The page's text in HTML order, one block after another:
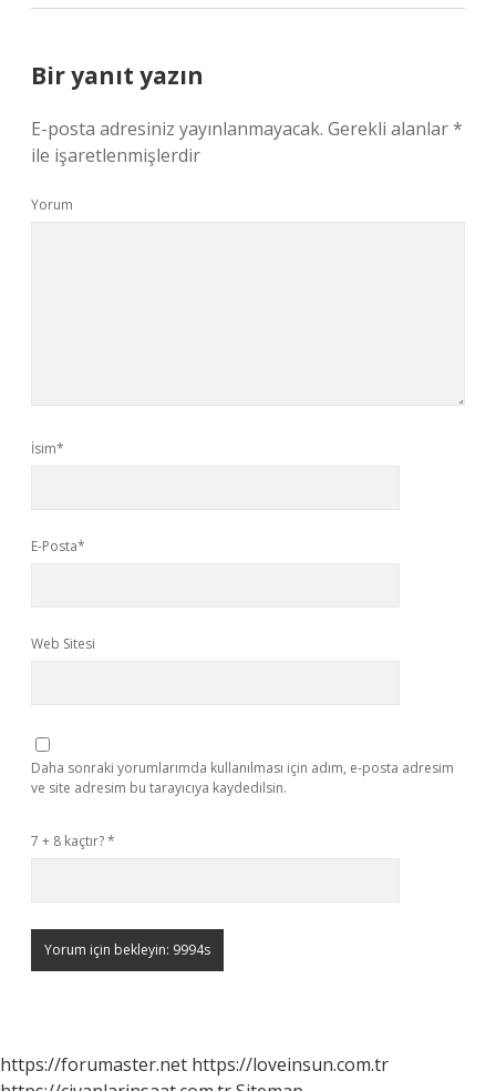
Bir yanıt yazın
E-posta adresiniz yayınlanmayacak. Gerekli alanlar*
ile işaretlenmişlerdir
Yorum
İsim*
E-Posta*
Web Sitesi
Daha sonraki yorumlarımda kullanılması için adım, e-posta adresim
ve site adresim bu tarayıcıya kaydedilsin.
7 + 8 kaçtır?*
https://forumaster.net https://loveinsun.com.tr